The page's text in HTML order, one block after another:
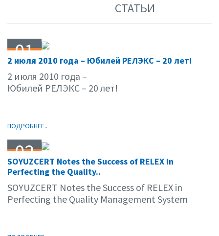
СТАТЬИ
01
07.10
2 июля 2010 года – Юбилей РЕЛЭКС – 20 лет!
2 июля 2010 года –
Юбилей РЕЛЭКС – 20 лет!
ПОДРОБНЕЕ..
02
06.10
SOYUZCERT Notes the Success of RELEX in
Perfecting the Quality..
SOYUZCERT Notes the Success of RELEX in
Perfecting the Quality Management System